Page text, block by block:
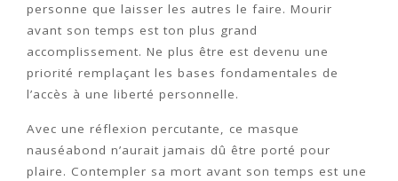
personne que laisser les autres le faire. Mourir
avant son temps est ton plus grand
accomplissement. Ne plus être est devenu une
priorité remplaçant les bases fondamentales de
l’accès à une liberté personnelle.
Avec une réflexion percutante, ce masque
nauséabond n’aurait jamais dû être porté pour
plaire. Contempler sa mort avant son temps est une